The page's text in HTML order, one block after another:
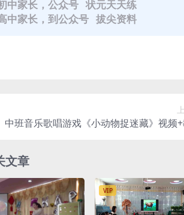
中家长，公众号 状元天天练
中家长，到公众号 拔尖资料
中班音乐歌唱游戏《小动物捉迷藏》视频+
文章
VIP